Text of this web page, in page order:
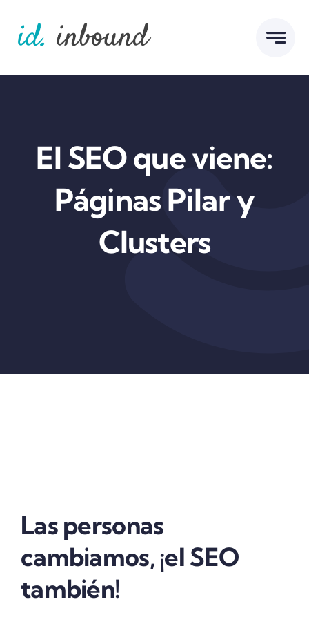
content
El SEO que viene:
Páginas Pilar y
Clusters
Las personas
cambiamos, ¡el SEO
también!